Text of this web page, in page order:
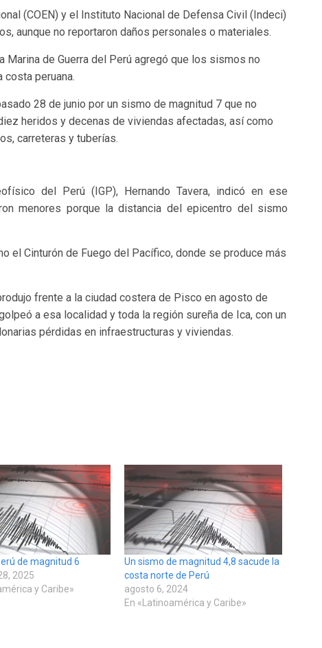
(COEN) y el Instituto Nacional de Defensa Civil (Indeci)
aunque no reportaron daños personales o materiales.
Marina de Guerra del Perú agregó que los sismos no
costa peruana.
28 de junio por un sismo de magnitud 7 que no
heridos y decenas de viviendas afectadas, así como
carreteras y tuberías.
del Perú (IGP), Hernando Tavera, indicó en ese
menores porque la distancia del epicentro del sismo
el Cinturón de Fuego del Pacífico, donde se produce más
frente a la ciudad costera de Pisco en agosto de
a esa localidad y toda la región sureña de Ica, con un
pérdidas en infraestructuras y viviendas.
de magnitud 6
2025
y Caribe»
Un sismo de magnitud 4,8 sacude la
costa norte de Perú
agosto 6, 2024
En «Latinoamérica y Caribe»